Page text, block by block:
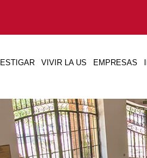
VIVIR LA US EMPRESAS